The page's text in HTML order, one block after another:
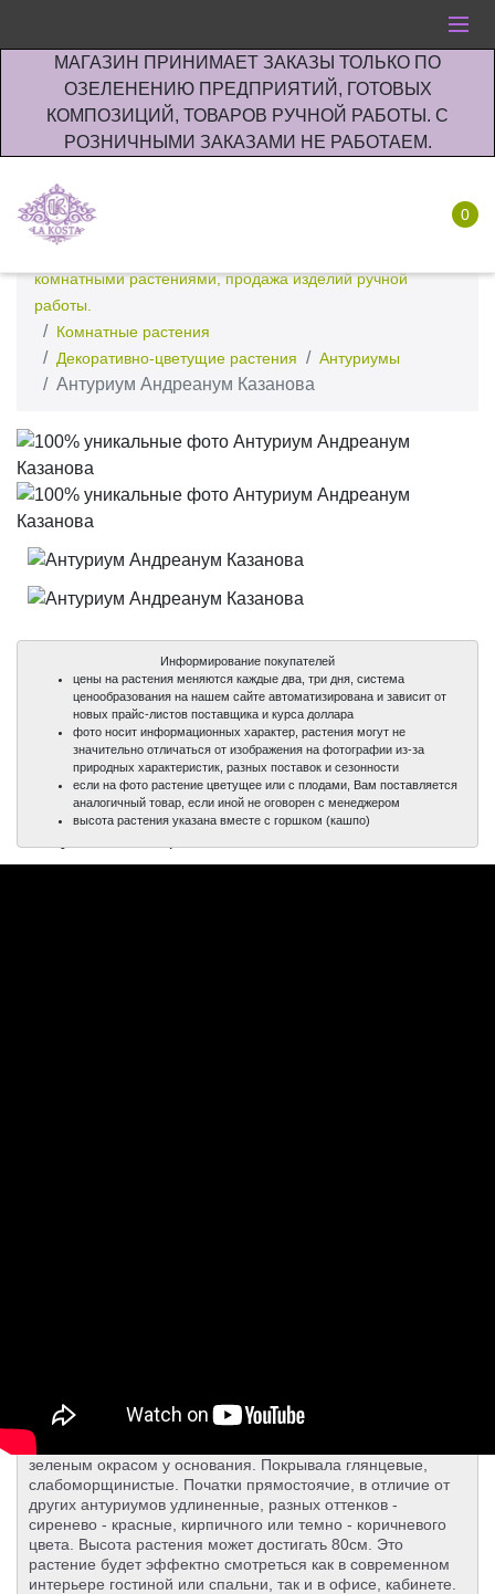
МАГАЗИН ПРИНИМАЕТ ЗАКАЗЫ ТОЛЬКО ПО
ОЗЕЛЕНЕНИЮ ПРЕДПРИЯТИЙ, ГОТОВЫХ
КОМПОЗИЦИЙ, ТОВАРОВ РУЧНОЙ РАБОТЫ. С
РОЗНИЧНЫМИ ЗАКАЗАМИ НЕ РАБОТАЕМ.
0
комнатными растениями, продажа изделий ручной
работы.
Комнатные растения
Декоративно-цветущие растения
Антуриумы
Антуриум Андреанум Казанова
100%
100%
Информирование покупателей
цены на растения меняются каждые два, три дня, система
ценообразования на нашем сайте автоматизирована и зависит от
новых прайс-листов поставщика и курса доллара
фото носит информационных характер, растения могут не
значительно отличаться от изображения на фотографии из-за
природных характеристик, разных поставок и сезонности
если на фото растение цветущее или с плодами, Вам поставляется
аналогичный товар, если иной не оговорен с менеджером
высота растения указана вместе с горшком (кашпо)
удлиненную форму, с ярко выраженным сердцевидным
основанием, кожистые, плотные. Цветы окрашены в
насыщенно-красный и кирпично - красный цвет, иногда с
зеленым окрасом у основания. Покрывала глянцевые,
слабоморщинистые. Початки прямостоячие, в отличие от
других антуриумов удлиненные, разных оттенков -
сиренево - красные, кирпичного или темно - коричневого
цвета. Высота растения может достигать 80см. Это
растение будет эффектно смотреться как в современном
интерьере гостиной или спальни, так и в офисе, кабинете.